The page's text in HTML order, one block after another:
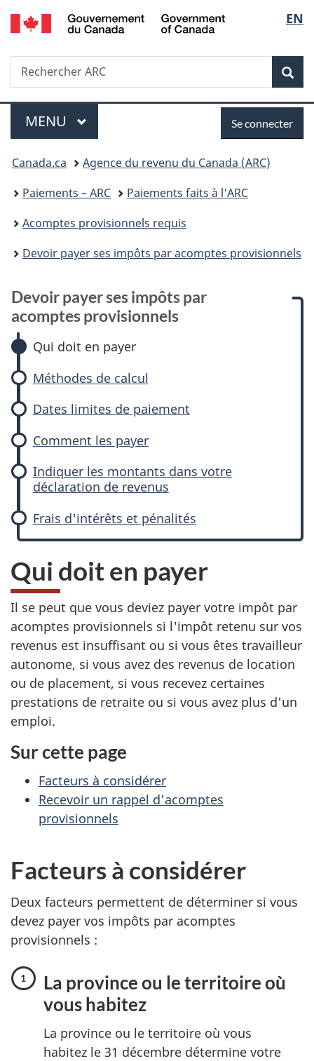
Passer
au
Passer
à
ses
provisionnels
Passer
à
du
Passer
à
simplifiée
de
la
EN
Recherche
Rechercher
ARC
Menu
MENU PRINCIPAL
connecter
Se connecter
Vous
êtes
ici :
Canada.ca
Agence du revenu du Canada (ARC)
Paiements – ARC
Paiements faits à l'ARC
Acomptes provisionnels requis
Devoir payer ses impôts par acomptes provisionnels
Devoir payer ses impôts par
acomptes provisionnels
Qui doit en payer
Méthodes de calcul
Dates limites de paiement
Comment les payer
Indiquer les montants dans votre
déclaration de revenus
Frais d'intérêts et pénalités
Qui doit en payer
Il se peut que vous deviez payer votre impôt par
acomptes provisionnels si l'impôt retenu sur vos
revenus est insuffisant ou si vous êtes travailleur
autonome, si vous avez des revenus de location
ou de placement, si vous recevez certaines
prestations de retraite ou si vous avez plus d'un
emploi.
Sur cette page
Facteurs à considérer
Recevoir un rappel d'acomptes
provisionnels
Facteurs à considérer
Deux facteurs permettent de déterminer si vous
devez payer vos impôts par acomptes
provisionnels :
La province ou le territoire où
vous habitez
La province ou le territoire où vous
habitez le 31 décembredétermine votre